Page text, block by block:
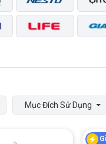
Mục Đích Sử Dụng